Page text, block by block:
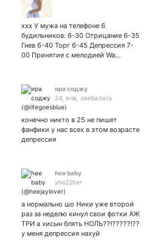
xxx У мужа на телефоне 6
будильников: 6-30 Отрицание 6-35
Гнев 6-40 Торг 6-45 Депрессия 7-
00 Принятие с мелодией Wa…
ира соджу
24, влв, заебалась
конечно никто в 25 не пишет
фанфики у нас всех в этом возрасте
депрессия
hee baby
she22her
а нормально шо Ники уже второй
раз за неделю кинул свои фотки АЖ
ТРИ а хисын блять НОЛЬ??!?????!??
у меня депрессия нахуй